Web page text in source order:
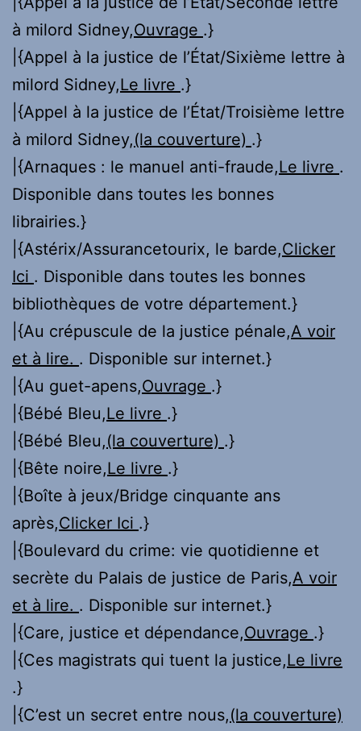
à milord Sidney,Ouvrage .}
|{Appel à la justice de l’État/Sixième lettre à
milord Sidney,Le livre .}
|{Appel à la justice de l’État/Troisième lettre
à milord Sidney,(la couverture) .}
|{Arnaques : le manuel anti-fraude,Le livre .
Disponible dans toutes les bonnes
librairies.}
|{Astérix/Assurancetourix, le barde,Clicker
Ici . Disponible dans toutes les bonnes
bibliothèques de votre département.}
|{Au crépuscule de la justice pénale,A voir
et à lire. . Disponible sur internet.}
|{Au guet-apens,Ouvrage .}
|{Bébé Bleu,Le livre .}
|{Bébé Bleu,(la couverture) .}
|{Bête noire,Le livre .}
|{Boîte à jeux/Bridge cinquante ans
après,Clicker Ici .}
|{Boulevard du crime: vie quotidienne et
secrète du Palais de justice de Paris,A voir
et à lire. . Disponible sur internet.}
|{Care, justice et dépendance,Ouvrage .}
|{Ces magistrats qui tuent la justice,Le livre
.}
|{C’est un secret entre nous,(la couverture)